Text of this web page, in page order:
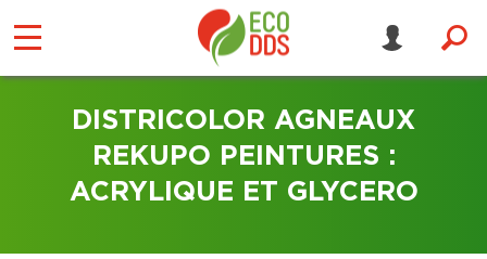
DISTRICOLOR AGNEAUX
REKUPO PEINTURES :
ACRYLIQUE ET GLYCERO